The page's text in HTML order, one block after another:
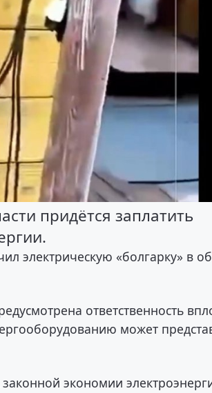
придётся заплатить
электрическую «болгарку» в
ответственность
может
экономии